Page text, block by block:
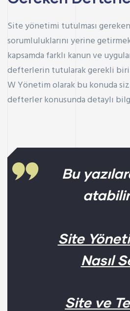
Site yönetimi tutulması
sorumluluklarını yerine
kapsamda farklı kanun ve
defterlerin tutularak gerekli
W Yönetimolarak bu konuda
defterler konusunda detaylı
Bu
Site
Nasıl
Site ve